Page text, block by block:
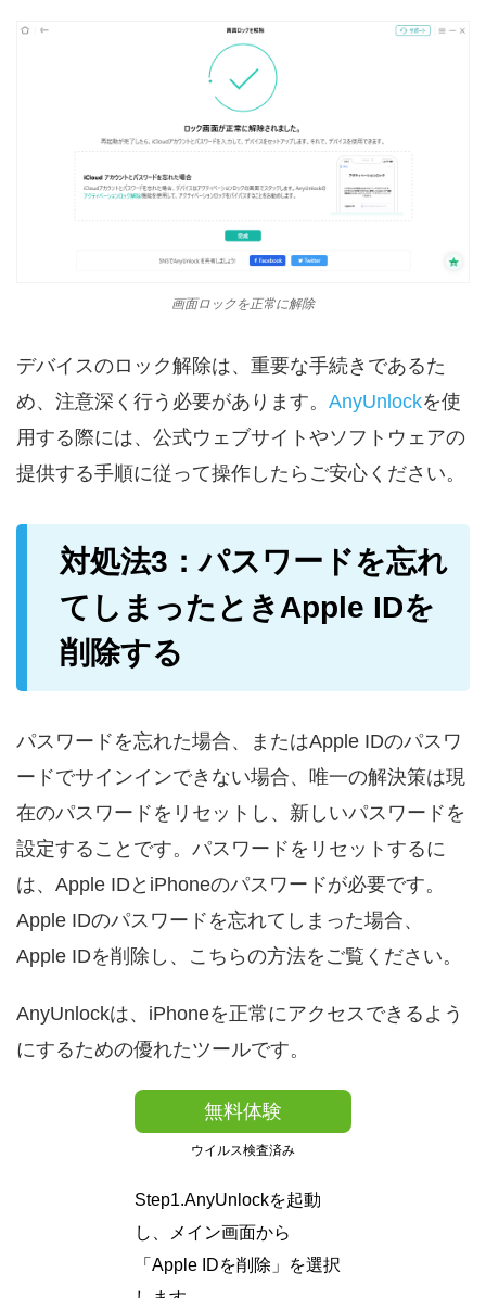
画面ロックを正常に解除
デバイスのロック解除は、重要な手続きであるた
め、注意深く行う必要があります。 AnyUnlockを使
用する際には、公式ウェブサイトやソフトウェアの
提供する手順に従って操作したらご安心ください。
対処法3：パスワードを忘れ
てしまったときApple IDを
削除する
パスワードを忘れた場合、またはApple IDのパスワ
ードでサインインできない場合、唯一の解決策は現
在のパスワードをリセットし、新しいパスワードを
設定することです。パスワードをリセットするに
は、Apple IDとiPhoneのパスワードが必要です。
Apple IDのパスワードを忘れてしまった場合、
Apple IDを削除し、こちらの方法をご覧ください。
AnyUnlockは、iPhoneを正常にアクセスできるよう
にするための優れたツールです。
無料体験
ウイルス検査済み
Step1.AnyUnlockを起動
し、メイン画面から
「Apple IDを削除」を選択